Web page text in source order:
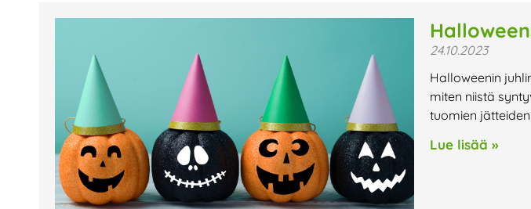
24.10.2023
Halloweenin
miten niistä
tuomien
Lue lisää »